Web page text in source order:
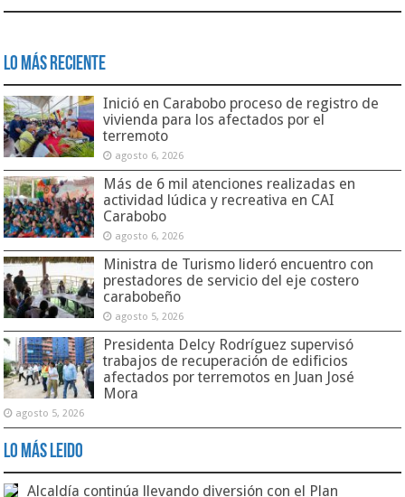
Lo Más Reciente
Inició en Carabobo proceso de registro de
vivienda para los afectados por el
terremoto
agosto 6, 2026
Más de 6 mil atenciones realizadas en
actividad lúdica y recreativa en CAI
Carabobo
agosto 6, 2026
Ministra de Turismo lideró encuentro con
prestadores de servicio del eje costero
carabobeño
agosto 5, 2026
Presidenta Delcy Rodríguez supervisó
trabajos de recuperación de edificios
afectados por terremotos en Juan José
Mora
agosto 5, 2026
Lo Más Leido
Alcaldía continúa llevando diversión con el Plan